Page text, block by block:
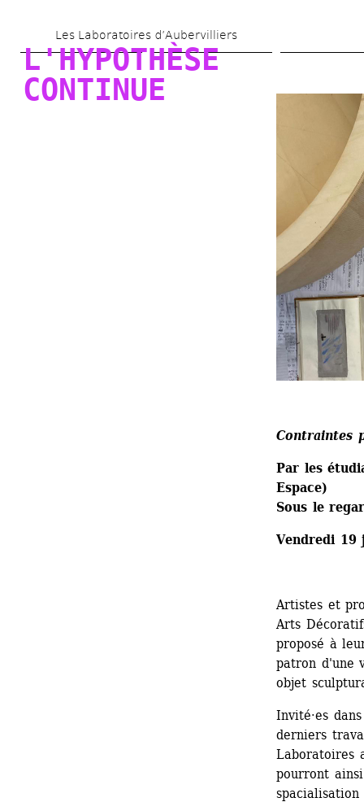
to
main
content
Les Laboratoires d’Aubervilliers
L'HYPOTHÈSE
CONTINUE
Contraintes
Par les
Espace)
Sous le
Vendredi 19
Artistes et
Arts
proposé à
patron d'une
objet
Invité·es
derniers
Laboratoires
pourront